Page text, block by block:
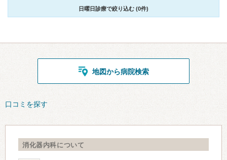
日曜日診療で絞り込む (0件)
地図から病院検索
口コミを探す
消化器内科について